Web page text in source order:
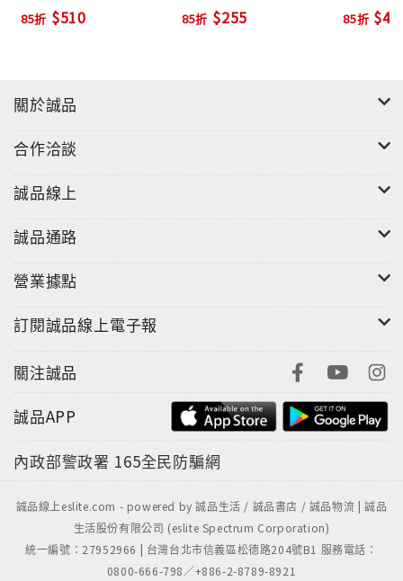
85折 $510 85折 $255 85折
關於誠品
合作洽談
誠品線上
誠品通路
營業據點
訂閱誠品線上電子報
關注誠品
誠品APP
內政部警政署 165全民防騙網
誠品線上eslite.com - powered by 誠品生活 / 誠品書店 / 誠品物流 | 誠品
生活股份有限公司 (eslite Spectrum Corporation)
統一編號：27952966 | 台灣台北市信義區松德路204號B1 服務電話：
0800-666-798／+886-2-8789-8921